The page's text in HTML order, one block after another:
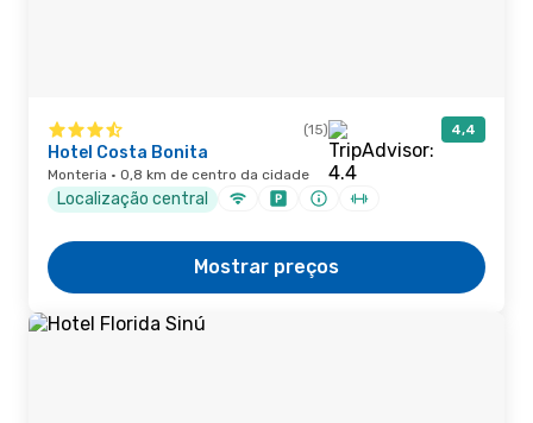
(15) 4,4
Hotel Costa Bonita
Monteria · 0,8 km de centro da cidade
Localização central
Mostrar preços